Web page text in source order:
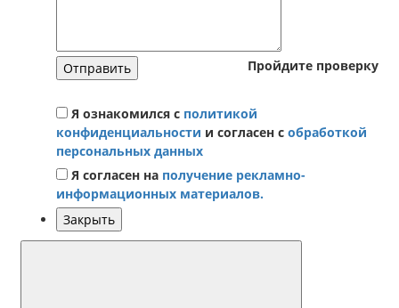
Пройдите проверку
Отправить
Я ознакомился с политикой
конфиденциальности и согласен с обработкой
персональных данных
Я согласен на получение рекламно-
информационных материалов.
Закрыть